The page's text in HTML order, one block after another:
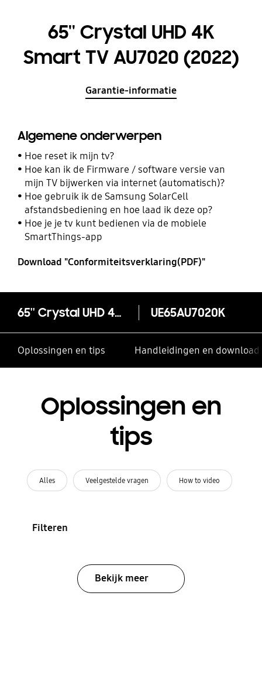
65'' Crystal UHD 4K
Smart TV AU7020 (2022)
Garantie-informatie
Algemene onderwerpen
Hoe reset ik mijn tv?
Hoe kan ik de Firmware / software versie van
mijn TV bijwerken via internet (automatisch)?
Hoe gebruik ik de Samsung SolarCell
afstandsbediening en hoe laad ik deze op?
Hoe je je tv kunt bedienen via de mobiele
SmartThings-app
Download "Conformiteitsverklaring(PDF)"
65'' Crystal UHD 4K Smart TV AU7020 (2022) UE65AU7020K
Oplossingen en tips Handleidingen en
Oplossingen en
tips
Alles Veelgestelde vragen How to video
Filteren
Bekijk meer